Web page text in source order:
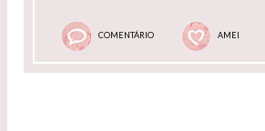
COMENTÁRIO AMEI